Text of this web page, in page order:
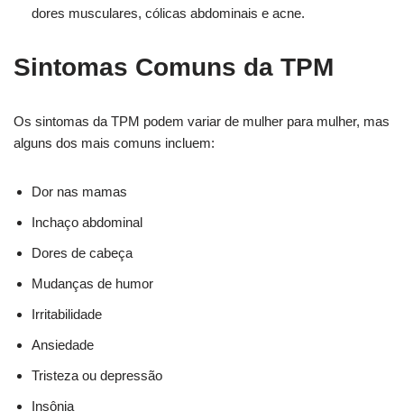
dores musculares, cólicas abdominais e acne.
Sintomas Comuns da TPM
Os sintomas da TPM podem variar de mulher para mulher, mas
alguns dos mais comuns incluem:
Dor nas mamas
Inchaço abdominal
Dores de cabeça
Mudanças de humor
Irritabilidade
Ansiedade
Tristeza ou depressão
Insônia